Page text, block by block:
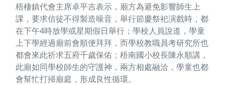
梧棲鎮代會主席卓平吉表示，廟方為避免影響師生上
課，要求信徒不得製造噪音，舉行節慶祭祀演戲時，都
在下午4時放學或星期假日舉行；學校人員說道，學童
上下學經過廟前會順便拜拜，而學校教職員考研究所也
都會來此祈求五府千歲保佑；梧南國小校長陳永順講，
此廟如同學校師生的守護神，兩方相處融洽，學童也都
會幫忙打掃廟庭，形成良性循環。